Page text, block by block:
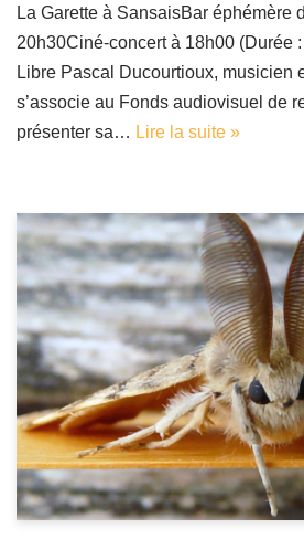
La Garette à SansaisBar éphémère
20h30Ciné-concert à 18h00 (Durée
Libre Pascal Ducourtioux, musicien
s’associe au Fonds audiovisuel de
présenter sa… Lire la suite »